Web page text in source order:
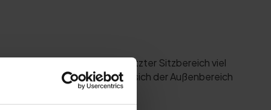
abends kann ein geschützter Sitzbereich viel
schaffen. Dadurch lässt sich der Außenbereich
einbeziehen.